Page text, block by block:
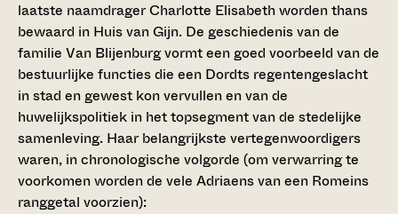
laatste naamdrager Charlotte Elisabeth worden thans
bewaard in Huis van Gijn. De geschiedenis van de
familie Van Blijenburg vormt een goed voorbeeld van de
bestuurlijke functies die een Dordts regentengeslacht
in stad en gewest kon vervullen en van de
huwelijkspolitiek in het topsegment van de stedelijke
samenleving. Haar belangrijkste vertegenwoordigers
waren, in chronologische volgorde (om verwarring te
voorkomen worden de vele Adriaens van een Romeins
ranggetal voorzien):